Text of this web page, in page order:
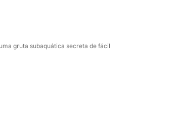
gruta subaquática secreta de fácil